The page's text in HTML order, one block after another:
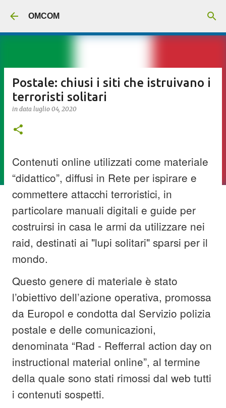
OMCOM
Postale: chiusi i siti che istruivano i
terroristi solitari
in data luglio 04, 2020
Contenuti online utilizzati come materiale
“didattico”, diffusi in Rete per ispirare e
commettere attacchi terroristici, in
particolare manuali digitali e guide per
costruirsi in casa le armi da utilizzare nei
raid, destinati ai "lupi solitari" sparsi per il
mondo.
Questo genere di materiale è stato
l’obiettivo dell’azione operativa, promossa
da Europol e condotta dal Servizio polizia
postale e delle comunicazioni,
denominata “Rad - Refferral action day on
instructional material online”, al termine
della quale sono stati rimossi dal web tutti
i contenuti sospetti.